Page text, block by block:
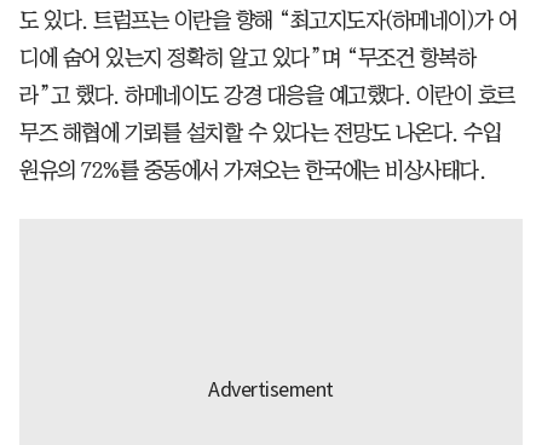
도 있다. 트럼프는 이란을 향해 “최고지도자(하메네이)가 어
디에 숨어 있는지 정확히 알고 있다”며 “무조건 항복하
라”고 했다. 하메네이도 강경 대응을 예고했다. 이란이 호르
무즈 해협에 기뢰를 설치할 수 있다는 전망도 나온다. 수입
원유의 72%를 중동에서 가져오는 한국에는 비상사태다.